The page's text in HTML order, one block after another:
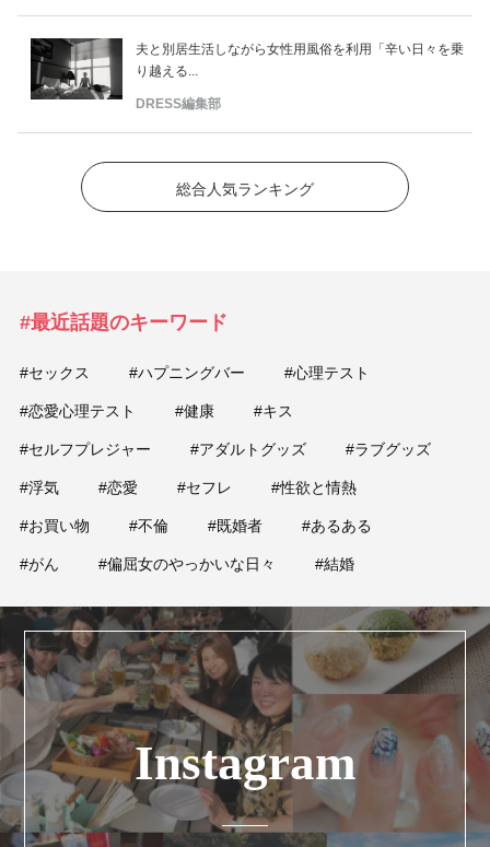
夫と別居生活しながら女性用風俗を利用「辛い日々を乗
り越える...
DRESS編集部
総合人気ランキング
#最近話題のキーワード
#セックス #ハプニングバー #心理テスト
#恋愛心理テスト #健康 #キス
#セルフプレジャー #アダルトグッズ #ラブグッズ
#浮気 #恋愛 #セフレ #性欲と情熱
#お買い物 #不倫 #既婚者 #あるある
#がん #偏屈女のやっかいな日々 #結婚
Instagram